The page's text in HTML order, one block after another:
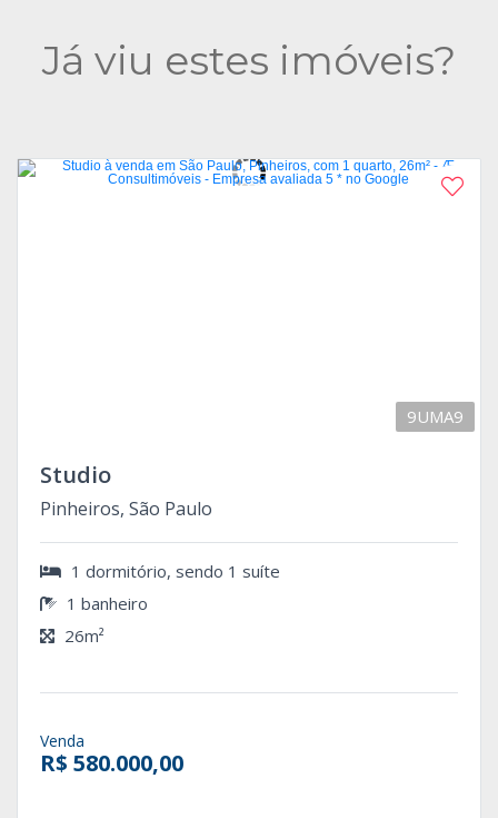
Já viu estes imóveis?
9UMA9
Studio
Pinheiros, São Paulo
1 dormitório, sendo 1 suíte
1 banheiro
26m²
Venda
R$ 580.000,00